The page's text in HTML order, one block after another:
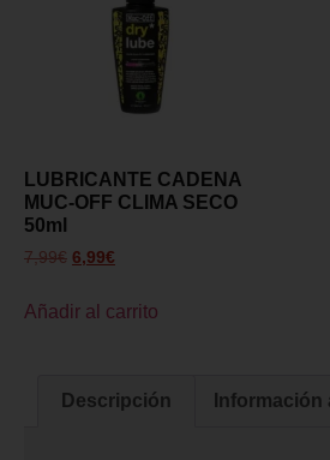
LUBRICANTE CADENA
MUC-OFF CLIMA SECO
50ml
7,99€ 6,99€
Añadir al carrito
Descripción Información